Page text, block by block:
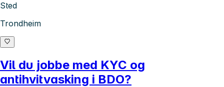
Sted
Trondheim
Vil du jobbe med KYC og
antihvitvasking i BDO?